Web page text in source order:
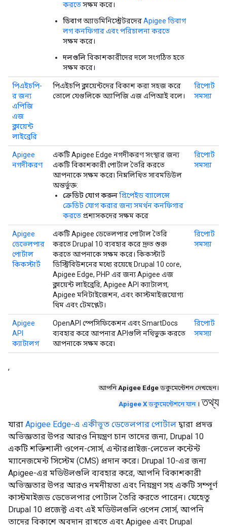
করতেসক্ষম করে।
ডিবাগঅ্যাডমিনিস্ট্রেটরদেরApigee ডিবাগ
লগ কনফিগার এবং পরিচালনা করতে
সক্ষম করে।
দলগুলিবিকাশকারীদের দলে সংগঠিত হতে
সক্ষম করে।
পিএইচপি-
র জন্য
এপিজি
এজ
ক্লায়েন্ট
লাইব্রেরি
পিএইচপি ক্লায়েন্টদের বিকাশ করা সহজ করে
তোলে যেগুলিকে অ্যাপিজি এজ এপিআই বলে।
রিপোর্ট
সমস্যা
Apigee
নগদীকরণ
একটি Apigee Edge নগদীকরণ সংস্থার জন্য
একটি বিকাশকারী পোর্টাল তৈরি করতে
আপনাকে সক্ষম করে৷ নিম্নলিখিত সাবমডিউল
অন্তর্ভুক্ত:
ক্রেডিট যোগ করুনপ্রিপেইড ব্যালেন্সে
ক্রেডিট যোগ করার জন্য সমর্থন কনফিগার
করতে প্রশাসকদের সক্ষম করে
রিপোর্ট
সমস্যা
Apigee
ডেভেলপার
পোর্টাল
কিকস্টার্ট
একটি Apigee ডেভেলপার পোর্টাল তৈরি
করতে Drupal 10 ব্যবহার করে দ্রুত শুরু
করতে আপনাকে সক্ষম করে। কিকস্টার্ট
ডিস্ট্রিবিউশনের মধ্যে রয়েছে Drupal 10 core,
Apigee Edge, PHP এর জন্য Apigee এজ
ক্লায়েন্ট লাইব্রেরি, Apigee API ক্যাটালগ,
Apigee মনিটাইজেশন, এবং কাস্টমাইজযোগ্য
থিম এবং টেমপ্লেট।
রিপোর্ট
সমস্যা
Apigee
API
ক্যাটালগ
OpenAPI স্পেসিফিকেশন এবং SmartDocs
ব্যবহার করে আপনার APIগুলি নথিভুক্ত করতে
আপনাকে সক্ষম করে৷
রিপোর্ট
সমস্যা
,
আপনিApigee Edge ডকুমেন্টেশন দেখছেন।
Apigee X ডকুমেন্টেশনে যান। তথ্য
যারা Apigee Edge-এ একীভূত ডেভেলপার পোর্টাল দ্বারা প্রদত্ত
অভিজ্ঞতার উপর আরও নিয়ন্ত্রণ চান তাদের জন্য, Drupal 10
একটি শক্তিশালী ওপেন-সোর্স, এন্টারপ্রাইজ-লেভেল কন্টেন্ট
ম্যানেজমেন্ট সিস্টেম (CMS) প্রদান করে। Drupal 10-এর জন্য
Apigee-এর মডিউলগুলি ব্যবহার করে, আপনি বিকাশকারী
অভিজ্ঞতার উপর আরও নমনীয়তা এবং নিয়ন্ত্রণ সহ একটি সম্পূর্ণ
কাস্টমাইজড ডেভেলপার পোর্টাল তৈরি করতে পারেন। যেহেতু
Drupal 10 প্রজেক্ট এবং এই মডিউলগুলি ওপেন সোর্স, আপনি
তাদের বিকাশে অবদান রাখতে এবং Apigee এবং Drupal